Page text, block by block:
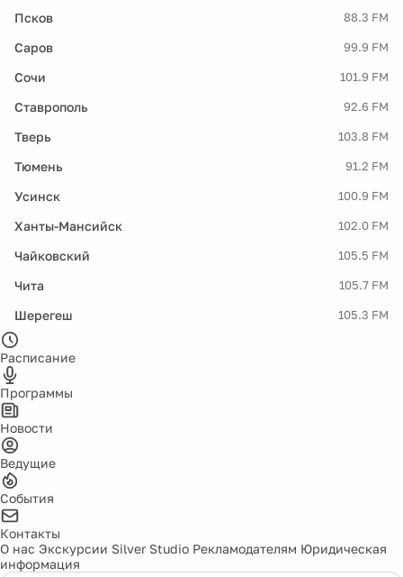
Псков 88.3 FM
Саров 99.9 FM
Сочи 101.9 FM
Ставрополь 92.6 FM
Тверь 103.8 FM
Тюмень 91.2 FM
Усинск 100.9 FM
Ханты-Мансийск 102.0 FM
Чайковский 105.5 FM
Чита 105.7 FM
Шерегеш 105.3 FM
Расписание
Программы
Новости
Ведущие
События
Контакты
О нас Экскурсии Silver Studio Рекламодателям Юридическая
информация